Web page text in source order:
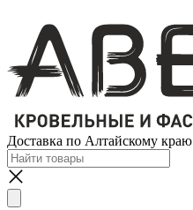
Доставка по Алтайскому краю